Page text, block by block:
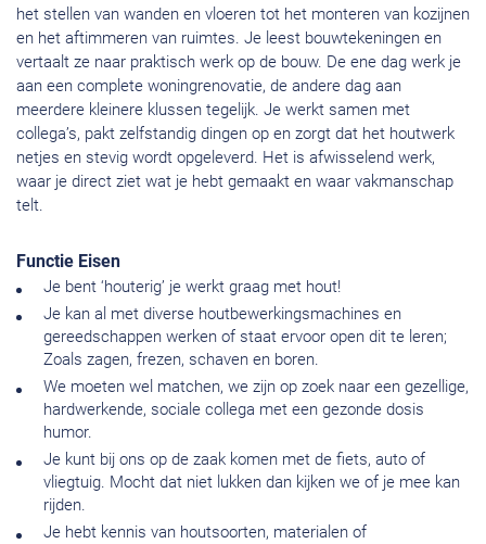
het stellen van wanden en vloeren tot het monteren van kozijnen
en het aftimmeren van ruimtes. Je leest bouwtekeningen en
vertaalt ze naar praktisch werk op de bouw. De ene dag werk je
aan een complete woningrenovatie, de andere dag aan
meerdere kleinere klussen tegelijk. Je werkt samen met
collega’s, pakt zelfstandig dingen op en zorgt dat het houtwerk
netjes en stevig wordt opgeleverd. Het is afwisselend werk,
waar je direct ziet wat je hebt gemaakt en waar vakmanschap
telt.
Functie Eisen
Je bent ‘houterig’ je werkt graag met hout!
Je kan al met diverse houtbewerkingsmachines en
gereedschappen werken of staat ervoor open dit te leren;
Zoals zagen, frezen, schaven en boren.
We moeten wel matchen, we zijn op zoek naar een gezellige,
hardwerkende, sociale collega met een gezonde dosis
humor.
Je kunt bij ons op de zaak komen met de fiets, auto of
vliegtuig. Mocht dat niet lukken dan kijken we of je mee kan
rijden.
Je hebt kennis van houtsoorten, materialen of